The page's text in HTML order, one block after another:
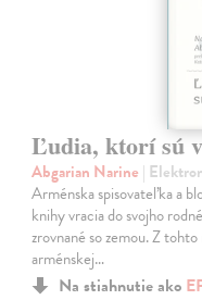
Ľudia, ktorí sú
Abgarian Narine |
Arménska spisovateľka a
knihy vracia do svojho
zrovnané so zemou. Z
arménskej…
Na stiahnutie ako